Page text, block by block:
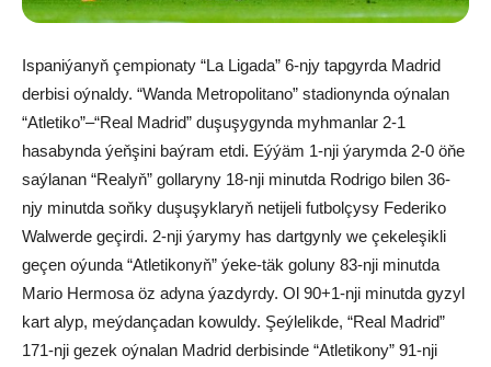
Ispaniýanyň çempionaty “La Ligada” 6-njy tapgyrda Madrid
derbisi oýnaldy. “Wanda Metropolitano” stadionynda oýnalan
“Atletiko”–“Real Madrid” duşuşygynda myhmanlar 2-1
hasabynda ýeňşini baýram etdi. Eýýäm 1-nji ýarymda 2-0 öňe
saýlanan “Realyň” gollaryny 18-nji minutda Rodrigo bilen 36-
njy minutda soňky duşuşyklaryň netijeli futbolçysy Federiko
Walwerde geçirdi. 2-nji ýarymy has dartgynly we çekeleşikli
geçen oýunda “Atletikonyň” ýeke-täk goluny 83-nji minutda
Mario Hermosa öz adyna ýazdyrdy. Ol 90+1-nji minutda gyzyl
kart alyp, meýdançadan kowuldy. Şeýlelikde, “Real Madrid”
171-nji gezek oýnalan Madrid derbisinde “Atletikony” 91-nji